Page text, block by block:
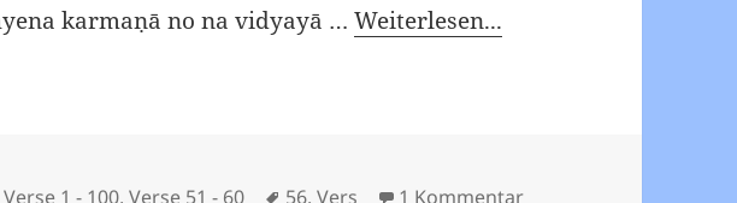
karmaṇā no na vidyayā …Weiterlesen...
Kategorien
Verse 1 - 100,Verse 51 - 60 Schlagwörter
56. Vers 1 Kommentarzu Viveka Chudamani